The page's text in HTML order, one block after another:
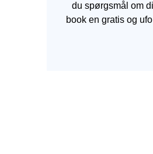
du spørgsmål om
book en gratis og